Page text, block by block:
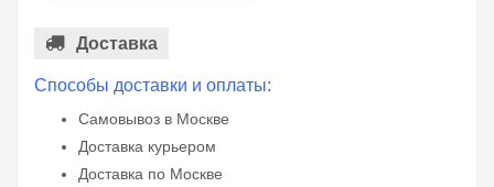
Доставка
Способы доставки и оплаты:
Самовывоз в Москве
Доставка курьером
Доставка по Москве